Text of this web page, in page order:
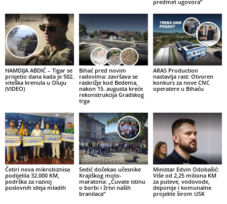
predmet ugovora”
HAMDIJA ABDIĆ – Tigar se
prisjetio dana kada je 502.
viteška krenula u Oluju
(VIDEO)
Bihać pred novim
radovima: završava se
raskrižje kod Bedema,
nakon 15. augusta kreće
rekonstrukcija Gradskog
trga
ARAS Production
nastavlja rast: Otvoren
konkurs za nove CNC
operatere u Bihaću
Četiri nova mikrobiznisa
podijelila 32.000 KM,
podrška za razvoj
poslovnih ideja mladih
Sedić dočekao učesnike
Krajiškog moto-
maratona: „Čuvate istinu
o borbi i žrtvi naših
branilaca“
Ministar Edvin Odobašić:
Više od 2,25 miliona KM
za puteve, vodovode,
deponije i komunalne
projekte širom USK